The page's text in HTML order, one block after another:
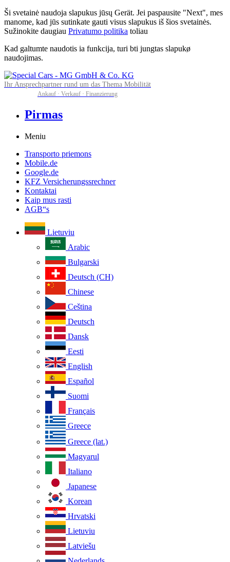
Ši svetainė naudoja slapukus jūsų Gerät. Jei paspausite "Next", mes
manome, kad jūs sutinkate gauti visus slapukus iš šios svetainės.
Sužinokite daugiau Privatumo politika toliau
Kad galtumte naudotis ia funkcija, turi bti jungtas slapukø
naudojimas.
Ihr Ansprechpartner rund um das Thema Mobilität
Ankauf · Verkauf · Finanzierung
Pirmas
Meniu
Transporto priemons
Mobile.de
Google.de
KFZ Versicherungssrechner
Kontaktai
Kaip mus rasti
AGB“s
Lietuviu
Arabic
Bulgarski
Deutsch (CH)
Chinese
Ceština
Deutsch
Dansk
Eesti
English
Español
Suomi
Français
Greece
Greece (lat.)
Magyarul
Italiano
Japanese
Korean
Hrvatski
Lietuviu
Latviešu